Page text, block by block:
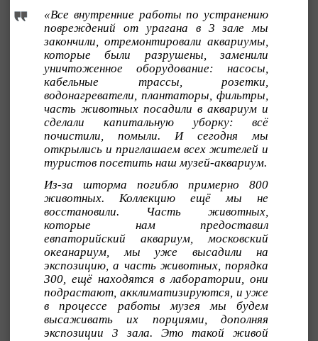
«Все внутренние работы по устранению
повреждений от урагана в 3 зале мы
закончили, отремонтировали аквариумы,
которые были разрушены, заменили
уничтоженное оборудование: насосы,
кабельные трассы, розетки,
водонагреватели, плантаторы, фильтры,
часть животных посадили в аквариум и
сделали капитальную уборку: всё
почистили, помыли. И сегодня мы
открылись и приглашаем всех жителей и
туристов посетить наш музей-аквариум.
Из-за шторма погибло примерно 800
животных. Коллекцию ещё мы не
восстановили. Часть животных,
которые нам предоставил
евпаторийский аквариум, московский
океанариум, мы уже высадили на
экспозицию, а часть животных, порядка
300, ещё находятся в лаборатории, они
подрастают, акклиматизируются, и уже
в процессе работы музея мы будем
высаживать их порциями, дополняя
экспозиции 3 зала. Это такой живой